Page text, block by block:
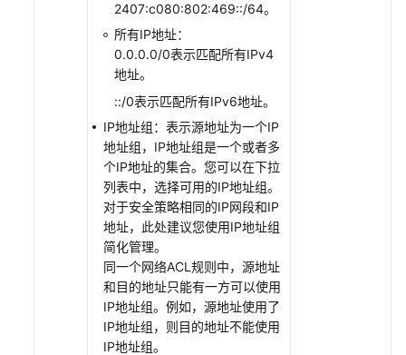
2407:c080:802:469::/64。
所有IP地址：
0.0.0.0/0表示匹配所有IPv4
地址。
::/0表示匹配所有IPv6地址。
IP地址组：表示源地址为一个IP
地址组，IP地址组是一个或者多
个IP地址的集合。您可以在下拉
列表中，选择可用的IP地址组。
对于安全策略相同的IP网段和IP
地址，此处建议您使用IP地址组
简化管理。
同一个网络ACL规则中，源地址
和目的地址只能有一方可以使用
IP地址组。例如，源地址使用了
IP地址组，则目的地址不能使用
IP地址组。